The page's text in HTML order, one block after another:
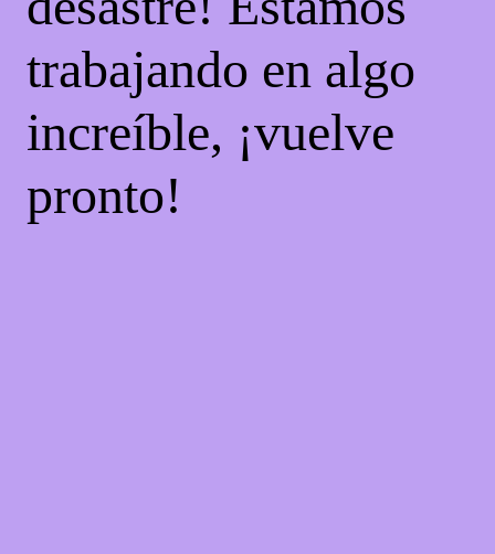
trabajando en algo
increíble, ¡vuelve
pronto!